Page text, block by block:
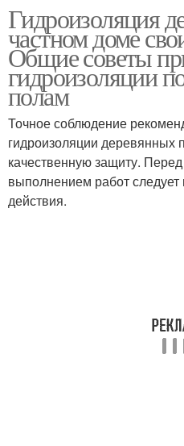
Гидроизоляция
частном доме
Общие советы
гидроизоляции
полам
Точное соблюдение
гидроизоляции деревянных
качественную защиту.
выполнением работ
действия.